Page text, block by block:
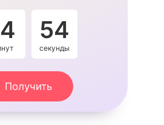
53
секунды
Получить